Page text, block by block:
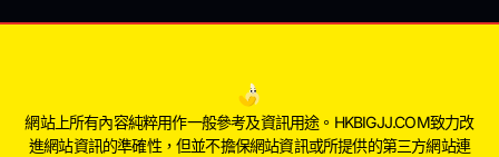
網站上所有內容純粹用作一般參考及資訊用途。HKBIGJJ.COM致力改
進網站資訊的準確性，但並不擔保網站資訊或所提供的第三方網站連